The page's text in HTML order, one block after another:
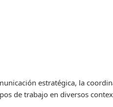
estratégica, la
de trabajo en diversos